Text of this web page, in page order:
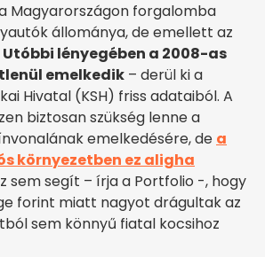
Magyarországon forgalomba
állománya, de emellett az
Utóbbi lényegében a 2008-as
emelkedik – derül ki a
Hivatal (KSH) friss adataiból. A
biztosan szükség lenne a
emelkedésére, de a
környezetben ez aligha
sem segít – írja a Portfolio -, hogy
forint miatt nagyot drágultak az
sem könnyű fiatal kocsihoz